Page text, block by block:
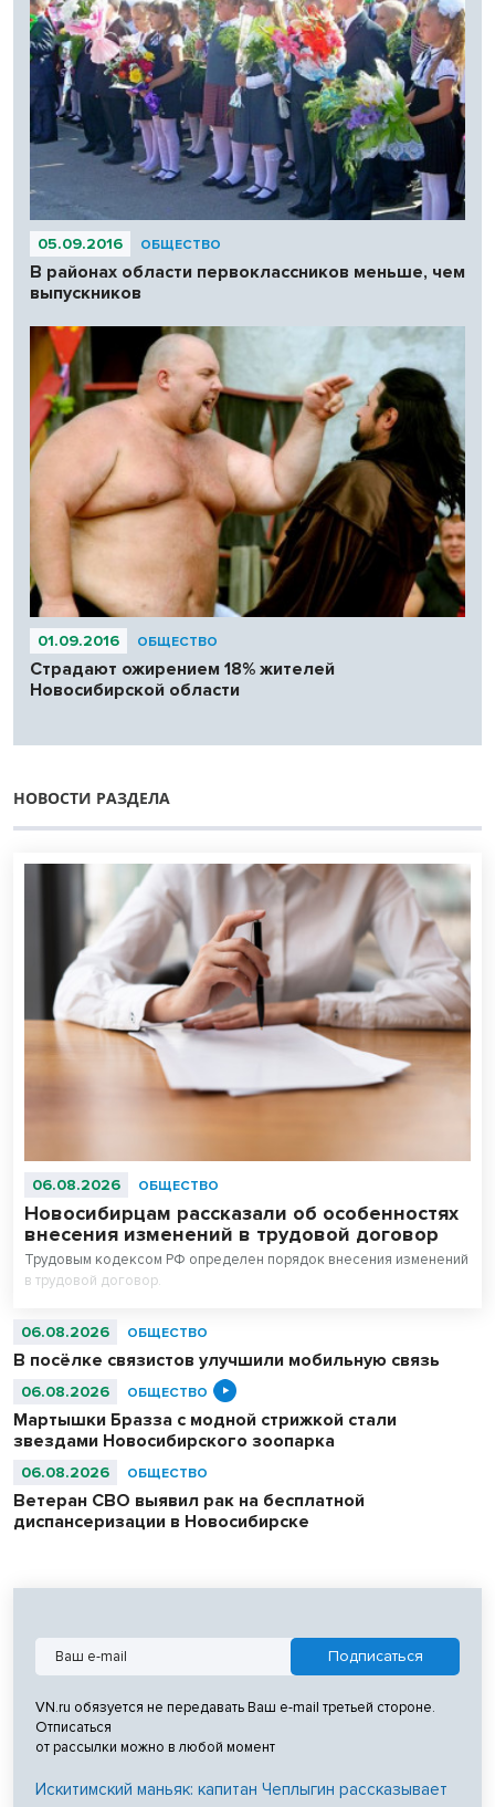
05.09.2016 ОБЩЕСТВО
В районах области первоклассников меньше, чем
выпускников
01.09.2016 ОБЩЕСТВО
Страдают ожирением 18% жителей
Новосибирской области
НОВОСТИ РАЗДЕЛА
06.08.2026 ОБЩЕСТВО
Новосибирцам рассказали об особенностях
внесения изменений в трудовой договор
Трудовым кодексом РФ определен порядок внесения изменений
в трудовой договор.
06.08.2026 ОБЩЕСТВО
В посёлке связистов улучшили мобильную связь
06.08.2026 ОБЩЕСТВО
Мартышки Бразза с модной стрижкой стали
звездами Новосибирского зоопарка
06.08.2026 ОБЩЕСТВО
Ветеран СВО выявил рак на бесплатной
диспансеризации в Новосибирске
VN.ru обязуется не передавать Ваш e-mail третьей стороне.
Отписаться
от рассылки можно в любой момент
Искитимский маньяк: капитан Чеплыгин рассказывает